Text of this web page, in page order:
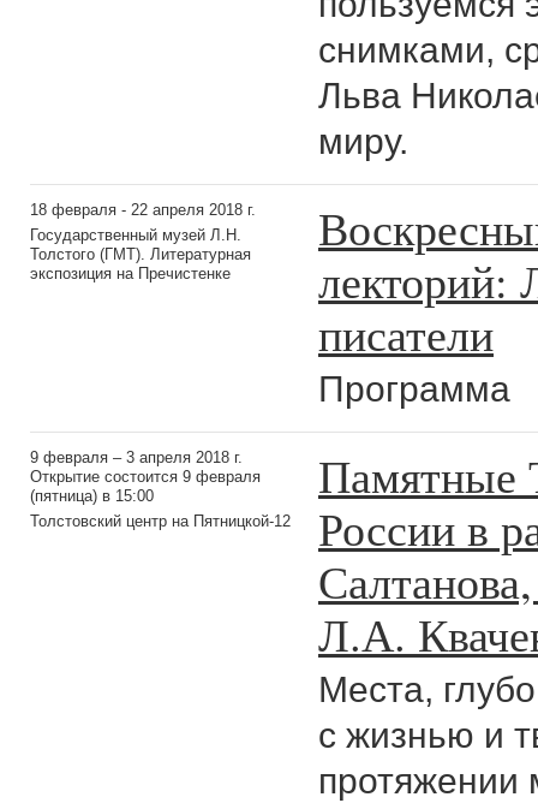
снимками,
Льва
миру.
18 февраля - 22 апреля 2018 г.
Государственный музей Л.Н.
Толстого (ГМТ). Литературная
экспозиция на Пречистенке
лекторий:
писатели
Программа
9 февраля – 3 апреля 2018 г.
Открытие состоится 9 февраля
(пятница) в 15:00
Толстовский центр на Пятницкой-12
Памятные
России в
Л.А.
Места,
с жизнью и
протяжении